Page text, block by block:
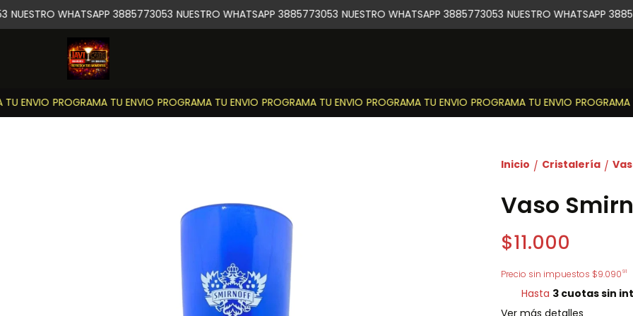
ENVIO PROGRAMA TU ENVIO PROGRAMA TU ENVIO PROGRAMA TU ENVIO PROGRAMA TU ENVIO PROGRAMA TU ENVIO PROGRAMA
NUESTRO WHATSAPP 3885773053 NUESTRO WHATSAPP 3885773053 NUESTRO WHATSAPP 3885773053 NUESTRO WHATSAPP
Inicio / Cristalería /
Vaso
$11.000
Precio sin impuestos $9.09091
Hasta 3 cuotas sin
Ver más detalles